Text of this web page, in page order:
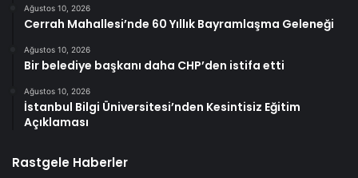
Ağustos 10, 2026
Cerrah Mahallesi’nde 60 Yıllık Bayramlaşma Geleneği
Ağustos 10, 2026
Bir belediye başkanı daha CHP’den istifa etti
Ağustos 10, 2026
İstanbul Bilgi Üniversitesi’nden Kesintisiz Eğitim
Açıklaması
Rastgele Haberler